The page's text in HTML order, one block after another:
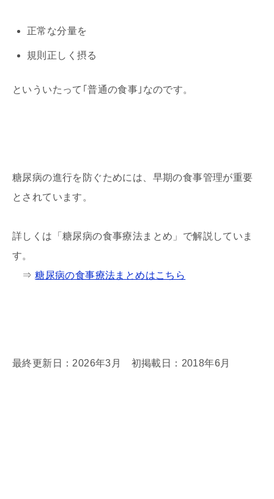
正常な分量を
規則正しく摂る
といういたって｢普通の食事｣なのです。
糖尿病の進行を防ぐためには、早期の食事管理が重要
とされています。
詳しくは「糖尿病の食事療法まとめ」で解説していま
す。
⇒糖尿病の食事療法まとめはこちら
最終更新日：2026年3月 初掲載日：2018年6月